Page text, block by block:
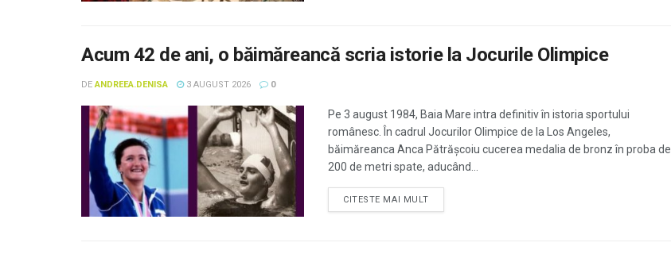
Acum 42 de ani, o băimăreancă scria istorie la Jocurile Olimpice
DE ANDREEA.DENISA 3 AUGUST 2026 0
Pe 3 august 1984, Baia Mare intra definitiv în istoria sportului
românesc. În cadrul Jocurilor Olimpice de la Los Angeles,
băimăreanca Anca Pătrășcoiu cucerea medalia de bronz în proba de
200 de metri spate, aducând...
CITESTE MAI MULT